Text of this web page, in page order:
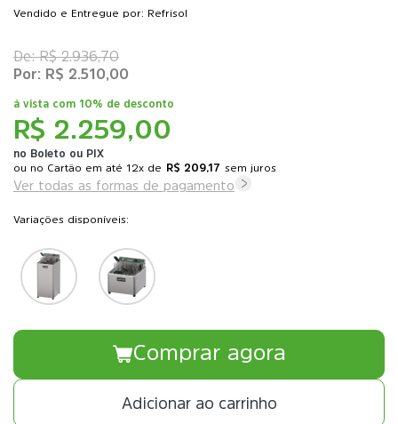
Vendido e Entregue por: Refrisol
R$ 2.259,00
no Boleto ou PIX
à vista com 10% de desconto
R$ 2.936,70
R$ 2.510,00
ou 12x de R$ 209,17 sem juros
Ver todas as formas de pagamento
Variações disponíveis:
Adicionar ao carrinho
Comprar agora